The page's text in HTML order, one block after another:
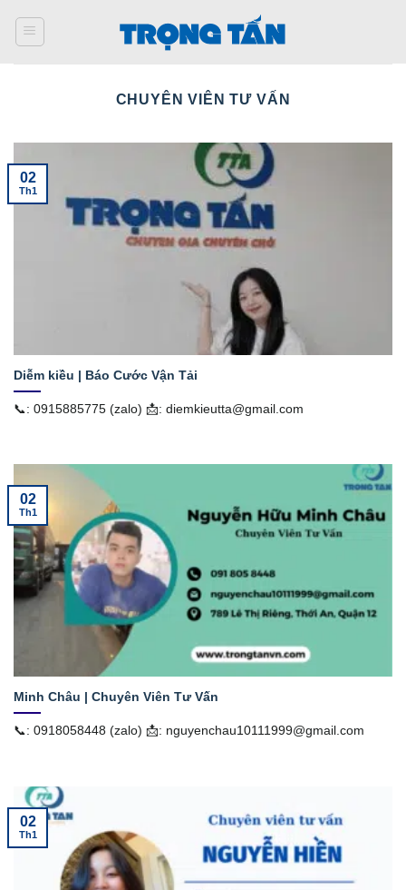
qua
CHUYÊN VIÊN TƯ VẤN
Diễm kiều | Báo Cước Vận Tải
📞: 0915885775 (zalo) 📩: diemkieutta@gmail.com
02
Th1
Minh Châu | Chuyên Viên Tư Vấn
📞: 0918058448 (zalo) 📩: nguyenchau10111999@gmail.com
02
Th1
02
Th1